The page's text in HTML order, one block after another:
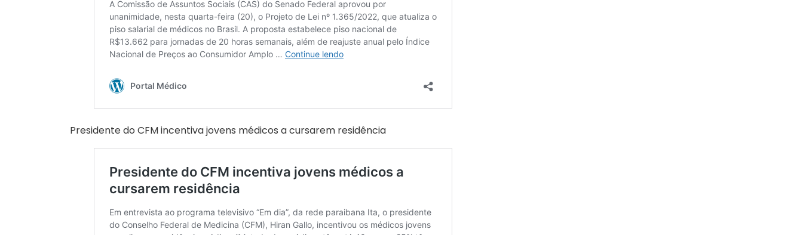
Presidente do CFM incentiva jovens médicos a cursarem residência